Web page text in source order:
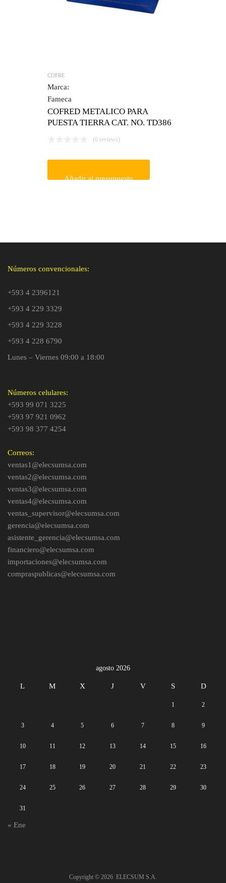
COFRE
Marca:
Fameca
COFRED METALICO PARA
PUESTA TIERRA CAT. NO. TD386
(0 reviews)
Añadir al presupuesto
Números convencionales:
+593 4 2396121
+593 4 229 3329
+593 4 229 3228
+593 4 228 6790
Lunes – Viernes 09:00 a 18:00
Números celulares:
+593 99 071 3225
+593 97 921 0962
+593 98 377 4254
Correos:
ventas1@elecsumsa.com
ventas2@elecsumsa.com
ventas3@elecsumsa.com
ventas4@elecsumsa.com
ventas_supervisor@elecsumsa.com
gerencia@elecsumsa.com
asistente_gerencia@elecsumsa.com
financiero@elecsumsa.com
importaciones@elecsumsa.com
compraspublicas@elecsumsa.com
agosto 2026
L M X J V S D
1 2
3 4 5 6 7 8 9
10 11 12 13 14 15 16
17 18 19 20 21 22 23
24 25 26 27 28 29 30
31
« Ene
Copyright © 2026 ELECSUM S.A.